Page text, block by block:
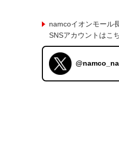
namcoイオンモール
SNSアカウントはこ